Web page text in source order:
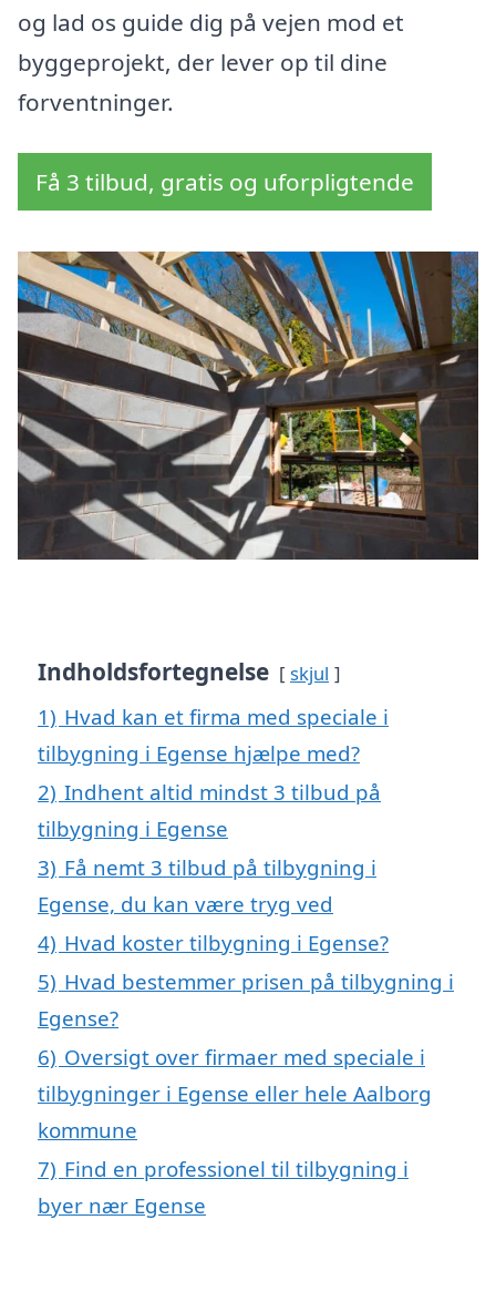
og lad os guide dig på vejen mod et
byggeprojekt, der lever op til dine
forventninger.
Få 3 tilbud, gratis og uforpligtende
Indholdsfortegnelse skjul
1) Hvad kan et firma med speciale i
tilbygning i Egense hjælpe med?
2) Indhent altid mindst 3 tilbud på
tilbygning i Egense
3) Få nemt 3 tilbud på tilbygning i
Egense, du kan være tryg ved
4) Hvad koster tilbygning i Egense?
5) Hvad bestemmer prisen på tilbygning i
Egense?
6) Oversigt over firmaer med speciale i
tilbygninger i Egense eller hele Aalborg
kommune
7) Find en professionel til tilbygning i
byer nær Egense